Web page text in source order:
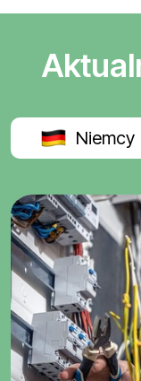
Niemcy